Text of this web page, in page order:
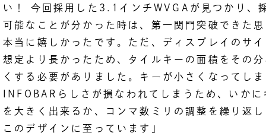
い！ 今回採用した3.1インチWVGAが見つかり、
可能なことが分かった時は、第一関門突破できた
本当に嬉しかったです。ただ、ディスプレイのサ
想定より長かったため、タイルキーの面積をその
くする必要がありました。キーが小さくなってし
INFOBARらしさが損なわれてしまうため、いかに
を大きく出来るか、コンマ数ミリの調整を繰り返
このデザインに至っています」